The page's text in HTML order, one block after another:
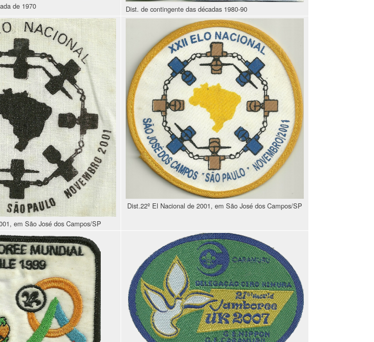
de 1970 Dist. de contingente das décadas 1980-90
em São José dos Campos/SP
Dist.22º El Nacional de 2001, em São José dos Campos/SP